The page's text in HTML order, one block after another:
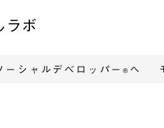
ラボ
ーシャルデベロッパー® へ